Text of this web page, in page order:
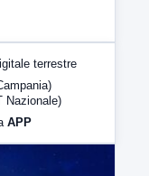
LabNews (Diretta)
terrestre
Nazionale)
APP